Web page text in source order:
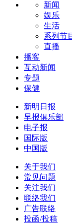
新闻
娱乐
生活
系列节
直播
播客
互动新闻
专题
保健
新明日报
早报俱乐部
电子报
国际版
中国版
关于我们
常见问题
关注我们
联络我们
广告联络
投函/投稿